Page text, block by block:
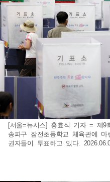
[서울=뉴시스] 홍효식 기자 = 제9
송파구 잠전초등학교 체육관에 마
권자들이 투표하고 있다.